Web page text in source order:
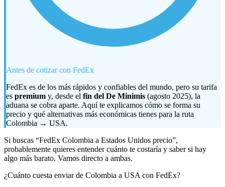
Antes de cotizar con FedEx
FedEx es de los más rápidos y confiables del mundo, pero su tarifa
es premium y, desde el fin del De Minimis (agosto 2025), la
aduana se cobra aparte. Aquí te explicamos cómo se forma su
precio y qué alternativas más económicas tienes para la ruta
Colombia → USA.
Si buscas “FedEx Colombia a Estados Unidos precio”,
probablemente quieres entender cuánto te costaría y saber si hay
algo más barato. Vamos directo a ambas.
¿Cuánto cuesta enviar de Colombia a USA con FedEx?